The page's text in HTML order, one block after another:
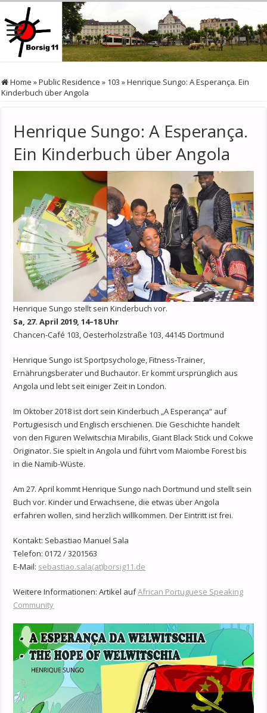
Home »Public Residence » 103 »Henrique Sungo: A Esperança. Ein
Kinderbuch über Angola
Henrique Sungo: A Esperança.
Ein Kinderbuch über Angola
Henrique Sungo stellt sein Kinderbuch vor.
Sa, 27. April 2019, 14–18 Uhr
Chancen-Café 103, Oesterholzstraße 103, 44145 Dortmund
Henrique Sungo ist Sportpsychologe, Fitness-Trainer,
Ernährungsberater und Buchautor. Er kommt ursprünglich aus
Angola und lebt seit einiger Zeit in London.
Im Oktober 2018 ist dort sein Kinderbuch „A Esperança“ auf
Portugiesisch und Englisch erschienen. Die Geschichte handelt
von den Figuren Welwitschia Mirabilis, Giant Black Stick und Cokwe
Originator. Sie spielt in Angola und führt vom Maiombe Forest bis
in die Namib-Wüste.
Am 27. April kommt Henrique Sungo nach Dortmund und stellt sein
Buch vor. Kinder und Erwachsene, die etwas über Angola
erfahren wollen, sind herzlich willkommen. Der Eintritt ist frei.
Kontakt: Sebastiao Manuel Sala
Telefon: 0172 / 3201563
E-Mail: sebastiao.sala(at)borsig11.de
Weitere Informationen: Artikel aufAfrican Portuguese Speaking
Community